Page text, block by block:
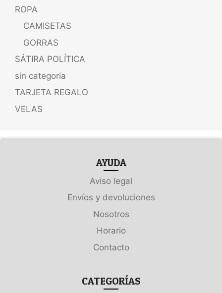
ROPA
CAMISETAS
GORRAS
SÁTIRA POLÍTICA
sin categoria
TARJETA REGALO
VELAS
AYUDA
Aviso legal
Envíos y devoluciones
Nosotros
Horario
Contacto
CATEGORÍAS